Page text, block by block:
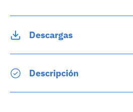
Descargas
Descripción